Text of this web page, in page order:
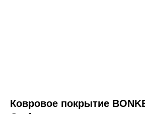
Ковровое покрытие